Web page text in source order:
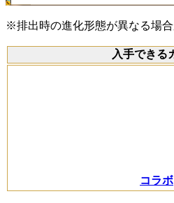
※排出時の進化形態が異なる場合
入手できる
コラボ